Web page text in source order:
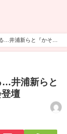
…井浦新らと『かそけ
…井浦新らと
登壇